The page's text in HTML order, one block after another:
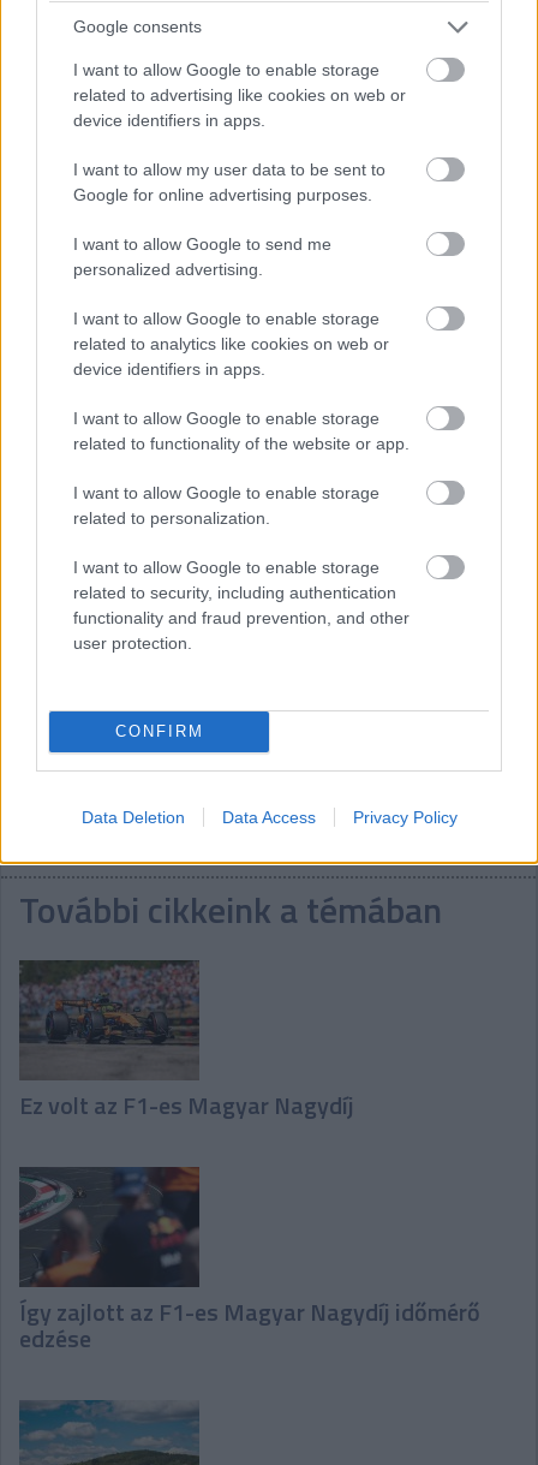
Google consents
I want to allow Google to enable storage
related to advertising like cookies on web or
device identifiers in apps.
I want to allow my user data to be sent to
Google for online advertising purposes.
I want to allow Google to send me
personalized advertising.
I want to allow Google to enable storage
related to analytics like cookies on web or
device identifiers in apps.
I want to allow Google to enable storage
related to functionality of the website or app.
I want to allow Google to enable storage
related to personalization.
I want to allow Google to enable storage
related to security, including authentication
functionality and fraud prevention, and other
user protection.
CONFIRM
Data Deletion Data Access Privacy Policy
Norris kis híján elkapta Antonellit, harmadiknak jön.
Verstappen is remek szektorokkal jön!
Verstappen csak a negyedik, Hadjar ötödik, Piastri hatodik -
Hamilton viszont mindenkit hátrébb szorít, 64 ezredes
hátránnyal a második!Így viszont eldőlt: Russellé a pole!
Hamilton váratlanul közel, most verheti igazán a fejét a falba
Leclerc... Itt a Q3 vége:
Russell idén harmadszor a pole-ban amúgy, de a Ferrari
főleg a jósolt extrém gumikopás függvényében... Érdemes lesz
vasárnap is velünk tartani, 15 órakor rajtol a futam, tartsatok
velünk akkor és addig is!
További cikkeink a témában
Ez volt az F1-es Magyar Nagydíj
Így zajlott az F1-es Magyar Nagydíj időmérő
edzése